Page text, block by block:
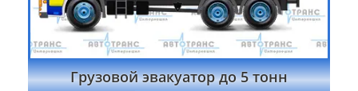
Грузовой эвакуатор до 5 тонн